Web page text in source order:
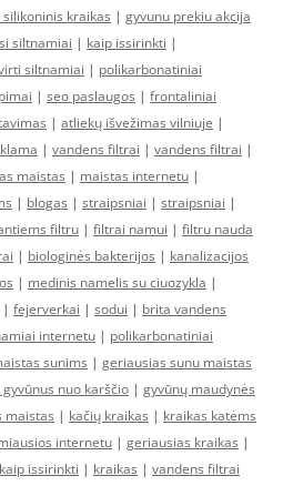
kraikas | gyvunu prekiu akcija
siltnamiai | kaip issirinkti |
siltnamiai | polikarbonatiniai
| seo paslaugos | frontaliniai
| atliekų išvežimas vilniuje |
| vandens filtrai | vandens filtrai |
maistas | maistas internetu |
| blogas | straipsniai | straipsniai |
filtru | filtrai namui | filtru nauda
| biologinės bakterijos | kanalizacijos
| medinis namelis su ciuozykla |
| fejerverkai | sodui | brita vandens
internetu | polikarbonatiniai
sunims | geriausias sunu maistas
nuo karščio | gyvūnų maudynės
maistas | kačių kraikas | kraikas katėms
internetu | geriausias kraikas |
kaip issirinkti | kraikas | vandens filtrai